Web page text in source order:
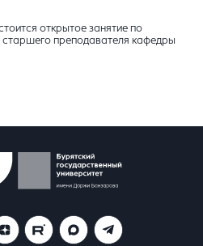
открытое занятие по
преподавателя кафедры